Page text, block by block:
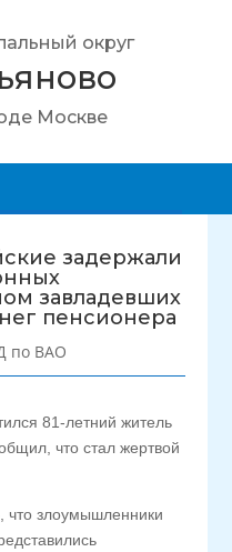
округ
Москве
задержали
завладевших
пенсионера
по ВАО
81-летний житель
что стал жертвой
что злоумышленники